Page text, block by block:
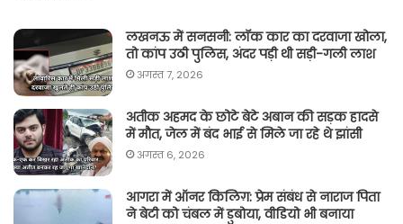
लखनऊ में सनसनी: लॉक कार का दरवाजा खोला,
तो कांप उठी पुलिस, अंदर पड़ी थी सड़ी-गली लाश
अगस्त 7, 2026
अतीक अहमद के छोटे बेटे अबान की सड़क हादसे
में मौत, जेल में बंद भाई से मिले जा रहे थे झांसी
अगस्त 6, 2026
आगरा में ऑनर किलिग़: प्रेम संबंध से नाराज पिता
ने बेटी को चंबल में डुबोया, वीडियो भी बनाया